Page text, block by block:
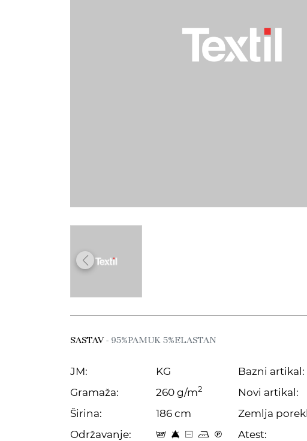
SASTAV- 95%PAMUK 5%ELASTAN
JM:
KG
Gramaža:
260 g/m2
Širina:
186 cm
Održavanje:
t 8 a p C
Bazni artikal:
Novi artikal:
Zemlja
Atest: